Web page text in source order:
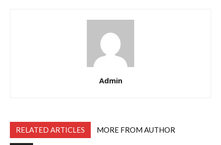
Admin
RELATED ARTICLES MORE FROM AUTHOR